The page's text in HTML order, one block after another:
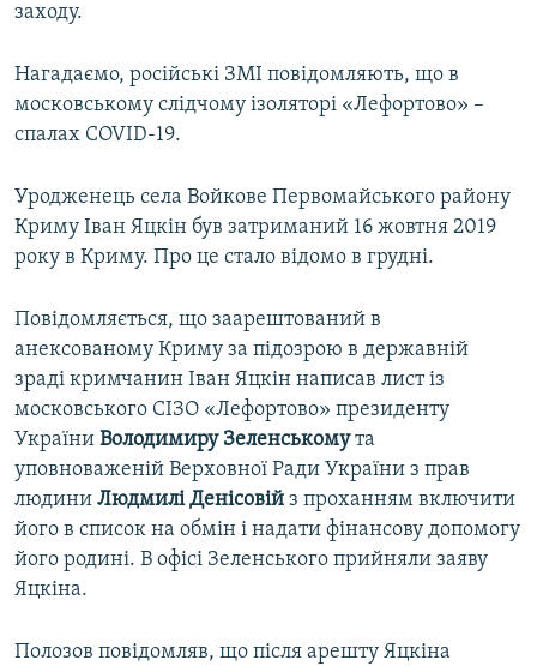
заходу.
Нагадаємо, російські ЗМІ повідомляють, що в
московському слідчому ізоляторі «Лефортово» –
спалах COVID-19.
Уродженець села Войкове Первомайського району
Криму Іван Яцкін був затриманий 16 жовтня 2019
року в Криму. Про це стало відомо в грудні.
Повідомляється, що заарештований в
анексованому Криму за підозрою в державній
зраді кримчанин Іван Яцкін написав лист із
московського СІЗО «Лефортово» президенту
України Володимиру Зеленськомута
уповноваженій Верховної Ради України з прав
людини Людмилі Денісовій з проханням включити
його в список на обмін і надати фінансову допомогу
його родині. В офісі Зеленського прийняли заяву
Яцкіна.
Полозов повідомляв, що після арешту Яцкіна